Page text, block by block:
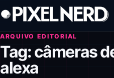
Pular para o conteúdo
ARQUIVO EDITORIAL
Tag:câmeras
alexa